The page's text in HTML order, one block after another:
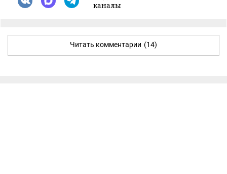
каналы
Читать комментарии (14)